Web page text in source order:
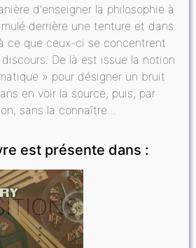
d'enseigner la philosophie à
derrière une tenture et dans
ce que ceux-ci se concentrent
De là est issue la notion
» pour désigner un bruit
en voir la source, puis, par
sans la connaître...
est présente dans :